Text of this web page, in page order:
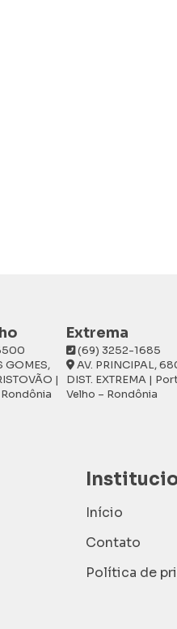
GOMES,
|
Extrema
(69) 3252-1685
AV. PRINCIPAL,
DIST. EXTREMA |
Velho – Rondônia
Início
Contato
Política de